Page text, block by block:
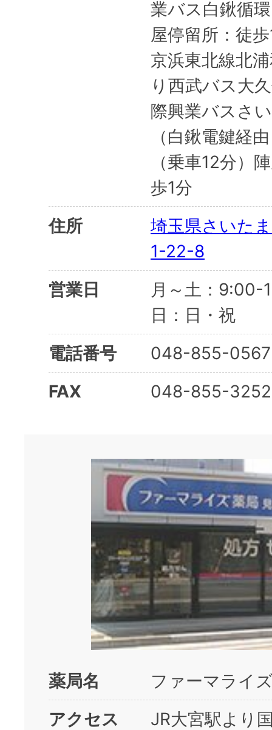
業バス白鍬循
屋停留所：徒
京浜東北線北
り西武バス大
際興業バスさ
（白鍬電鍵経
（乗車12分）
歩1分
住所
埼玉県さいた
1-22-8
営業日
月～土：
日：日・祝
電話番号
048-855-0567
FAX
048-855-3252
薬局名
ファーマライ
アクセス
JR大宮駅より